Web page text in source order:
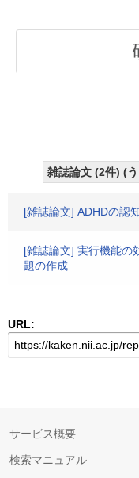
雑誌論文 (2件) (
[雑誌論文] ADHDの認
[雑誌論文] 実行機能の
題の作成
URL:
サービス概要
検索マニュアル